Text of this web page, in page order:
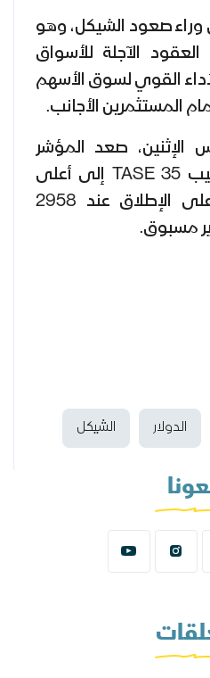
وراء صعود الشيكل، وهو
الآجلة للأسواق
القوي لسوق الأسهم
المستثمرين الأجانب.
صعد المؤشر
الرئيسي لبورصة تل أبيب TASE 35 إلى أعلى
مستوى تاريخي له على الإطلاق عند 2958
مسبوق.
الدولار الشيكل